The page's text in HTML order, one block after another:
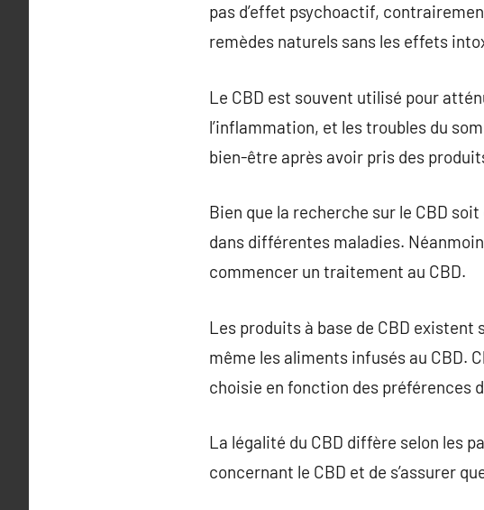
pas d’effet psychoactif,
remèdes naturels sans les effets
Le CBD est souvent utilisé pour
l’inflammation, et les troubles du
bien-être après avoir pris des
Bien que la recherche sur le CBD
dans différentes maladies.
commencer un traitement au CBD.
Les produits à base de CBD
même les aliments infusés au CBD.
choisie en fonction des préférences
La légalité du CBD diffère selon les
concernant le CBD et de s’assurer